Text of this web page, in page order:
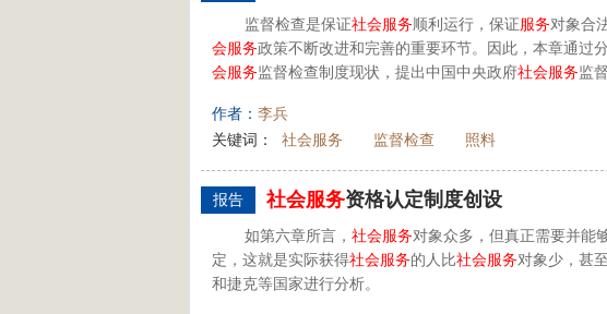
监督检查是保证社会服务顺利运行，保证服务对象合
会服务政策不断改进和完善的重要环节。因此，本章通过
会服务监督检查制度现状，提出中国中央政府社会服务监
作者： 李兵
关键词：
社会服务 监督检查 照料
报告 社会服务资格认定制度创设
如第六章所言， 社会服务对象众多，但真正需要并能
定，这就是实际获得社会服务的人比社会服务对象少，甚
和捷克等国家进行分析。